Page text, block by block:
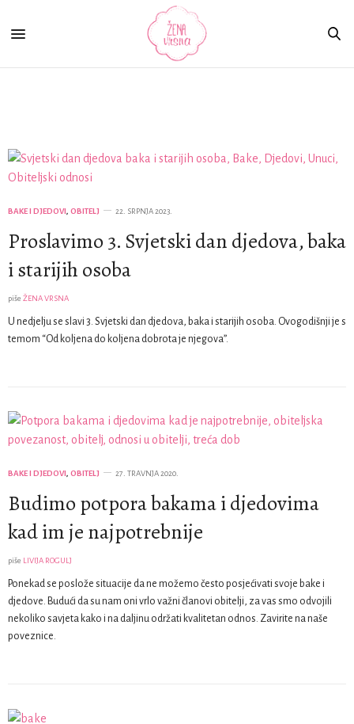
BAKE I DJEDOVI, OBITELJ 22. SRPNJA 2023.
Proslavimo 3. Svjetski dan djedova, baka
i starijih osoba
piše ŽENA VRSNA
U nedjelju se slavi 3. Svjetski dan djedova, baka i starijih osoba. Ovogodišnji je s
temom “Od koljena do koljena dobrota je njegova”.
BAKE I DJEDOVI, OBITELJ 27. TRAVNJA 2020.
Budimo potpora bakama i djedovima
kad im je najpotrebnije
piše LIVIJA ROGULJ
Ponekad se poslože situacije da ne možemo često posjećivati svoje bake i
djedove. Budući da su nam oni vrlo važni članovi obitelji, za vas smo odvojili
nekoliko savjeta kako i na daljinu održati kvalitetan odnos. Zavirite na naše
poveznice.